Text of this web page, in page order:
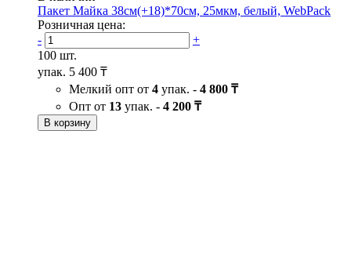
Пакет Майка 38см(+18)*70см, 25мкм, белый, WebРack
Розничная цена:
-
+
100 шт.
упак. 5 400 ₸
Мелкий опт от 4 упак. - 4 800 ₸
Опт от 13 упак. - 4 200 ₸
В корзину